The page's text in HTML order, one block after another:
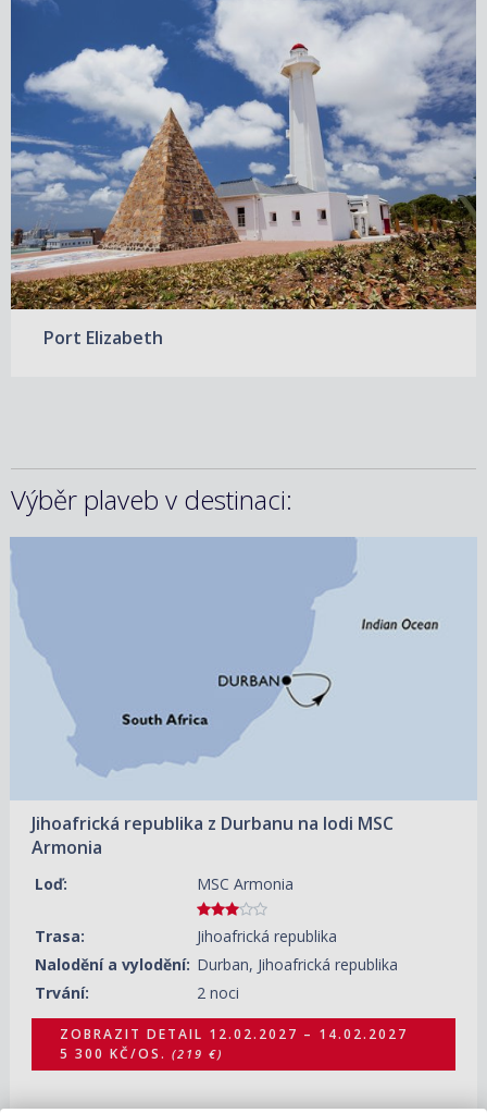
Port Elizabeth
Výběr plaveb v destinaci:
Jihoafrická republika z Durbanu na lodi MSC
Armonia
Loď: MSC Armonia
Trasa:
Jihoafrická republika
Nalodění a vylodění: Durban, Jihoafrická republika
Trvání:
2 noci
ZOBRAZIT DETAIL
5 300 KČ/OS.
ZOBRAZIT DETAIL 12.02.2027 – 14.02.2027
5 300 KČ/OS. (219 €)